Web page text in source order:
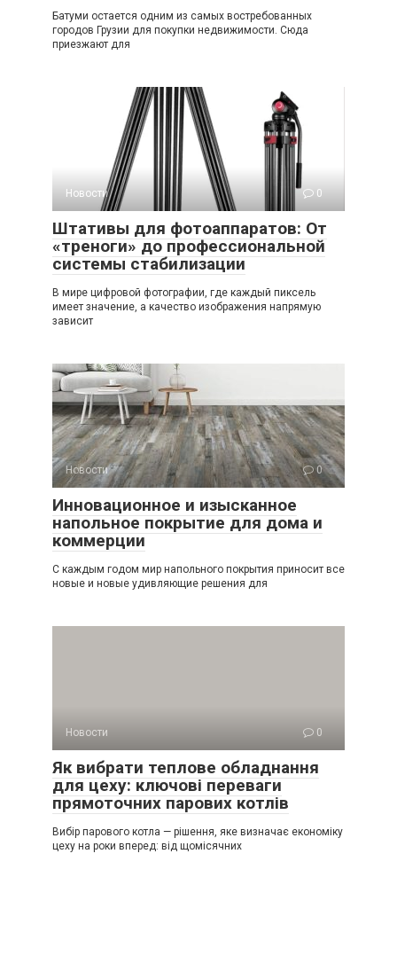
Батуми остается одним из самых востребованных
городов Грузии для покупки недвижимости. Сюда
приезжают для
Новости 0
Штативы для фотоаппаратов: От
«треноги» до профессиональной
системы стабилизации
В мире цифровой фотографии, где каждый пиксель
имеет значение, а качество изображения напрямую
зависит
Новости 0
Инновационное и изысканное
напольное покрытие для дома и
коммерции
С каждым годом мир напольного покрытия приносит все
новые и новые удивляющие решения для
Новости 0
Як вибрати теплове обладнання
для цеху: ключові переваги
прямоточних парових котлів
Вибір парового котла — рішення, яке визначає економіку
цеху на роки вперед: від щомісячних